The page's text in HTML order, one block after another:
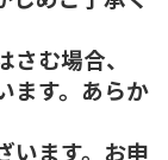
む場合、
ます。あらか
います。お申